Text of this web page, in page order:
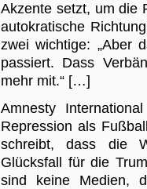
Akzente setzt, um die
autokratische
zwei wichtige: „Aber
passiert. Dass
mehr mit.“ […]
Amnesty
Repression als
schreibt, dass die
Glücksfall für die
sind keine Medien,